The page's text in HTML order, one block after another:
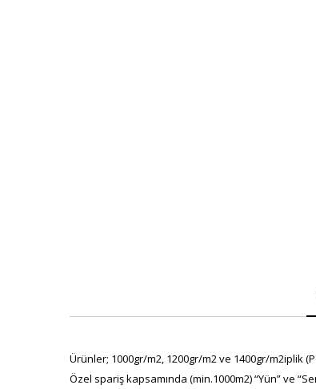
Ürünler; 1000gr/m2, 1200gr/m2 ve 1400gr/m2iplik
Özel spariş kapsamında (min.1000m2) “Yün” ve